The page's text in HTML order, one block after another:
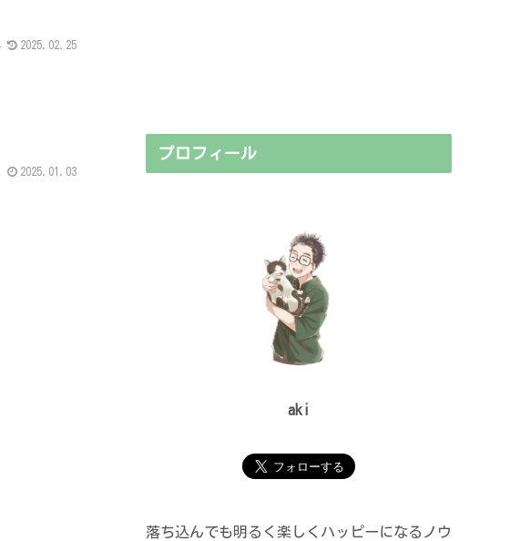
2025.02.25
2025.01.03
プロフィール
aki
落ち込んでも明るく楽しくハッピーになるノウ